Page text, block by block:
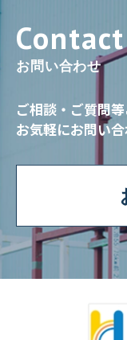
お問い合わせ
ご相談・ご質問
お気軽にお問い